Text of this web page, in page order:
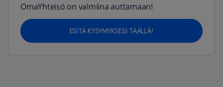
OmaYhteisö on valmiina auttamaan!
ESITÄ KYSYMYKSESI TÄÄLLÄ!